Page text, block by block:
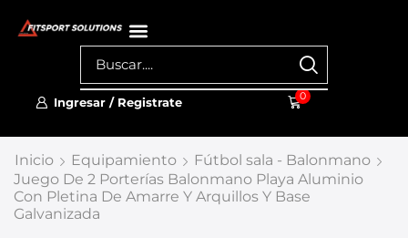
Ingresar / Registrate 0
Inicio Equipamiento
Fútbol sala - Balonmano
Juego De 2 Porterías Balonmano Playa Aluminio
Con Pletina De Amarre Y Arquillos Y Base
Galvanizada